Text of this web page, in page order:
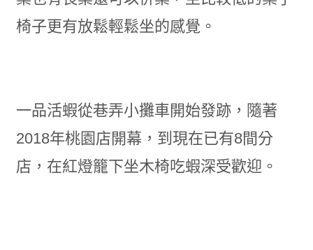
椅子更有放鬆輕鬆坐的感覺。
一品活蝦從巷弄小攤車開始發跡，隨著
2018年桃園店開幕，到現在已有8間分
店，在紅燈籠下坐木椅吃蝦深受歡迎。